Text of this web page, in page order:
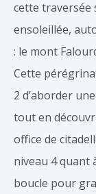
cette traversée
ensoleillée,
: le mont
Cette
2 d’aborder
tout en
office de
niveau 4 quant
boucle pour